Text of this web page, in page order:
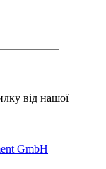
від нашої